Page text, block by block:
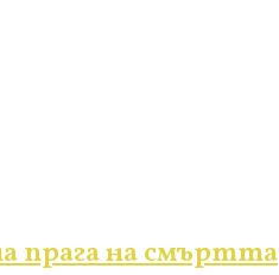
прага на смъртта